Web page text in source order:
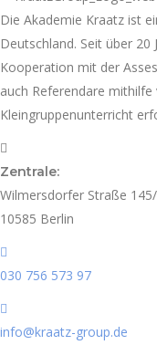
Die Akademie Kraatz ist
Deutschland. Seit über 20
Kooperation mit der
auch Referendare
Kleingruppenunterricht
Zentrale:
Wilmersdorfer Straße
10585 Berlin
030 756 573 97
info@kraatz-group.de